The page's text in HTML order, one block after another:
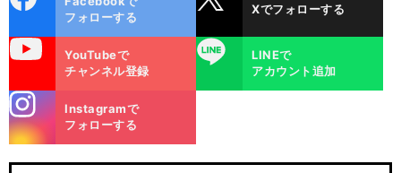
ok
フォローする
Xでフォローする
YouTubeで
チャンネル登録
LINE
LINEで
アカウント追加
m
Instagramで
フォローする